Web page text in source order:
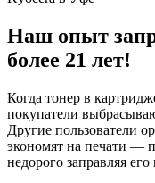
Наш опыт
более 21 лет!
Когда тонер в
покупатели
Другие пользователи
экономят на печати —
недорого заправляя